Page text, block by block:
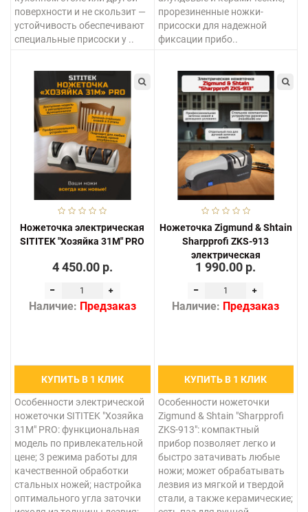
поверхности и не скользит —
устойчивость обеспечивают
специальные присоски у ..
прорезиненные ножки-
присоски для надежной
фиксации прибо..
Ножеточка электрическая
SITITEK "Хозяйка 31M" PRO
4 450.00 р.
Наличие: Предзаказ
КУПИТЬ В 1 КЛИК
Особенности электрической
ножеточки SITITEK "Хозяйка
31M" PRO: функциональная
модель по привлекательной
цене; 3 режима работы для
качественной обработки
стальных ножей; настройка
оптимального угла заточки
Ножеточка Zigmund & Shtain
Sharpprofi ZKS-913
электрическая
1 990.00 р.
Наличие: Предзаказ
КУПИТЬ В 1 КЛИК
Особенности ножеточки
Zigmund & Shtain "Sharpprofi
ZKS-913": компактный
прибор позволяет легко и
быстро затачивать любые
ножи; может обрабатывать
лезвия из мягкой и твердой
стали, а также керамические;